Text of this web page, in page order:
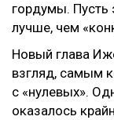
гордумы. Пусть
лучше, чем
Новый глава
взгляд, самым
с «нулевых».
оказалось